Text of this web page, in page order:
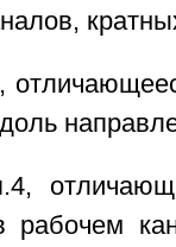
рабочем